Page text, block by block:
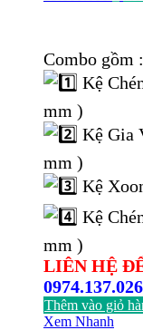
Combo gồm :
Kệ
mm )
Kệ Gia
mm )
Kệ
Kệ
mm )
LIÊN HỆ
Thêm vào giỏ
Xem Nhanh